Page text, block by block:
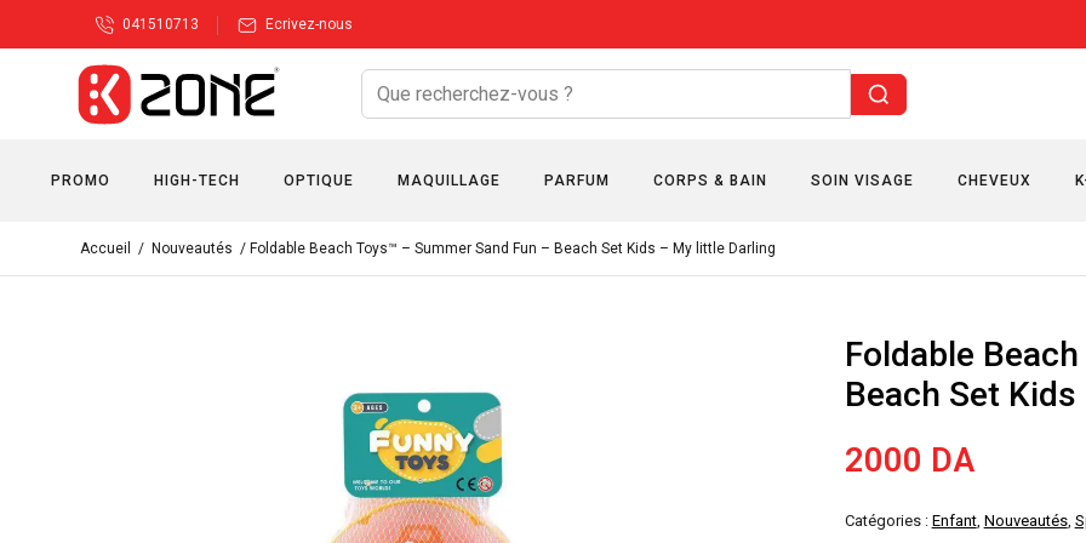
041510713 Ecrivez-nous
PROMO HIGH-TECH OPTIQUE MAQUILLAGE PARFUM CORPS & BAIN SOIN VISAGE CHEVEUX
Accueil / Nouveautés / Foldable Beach Toys™ – Summer Sand Fun – Beach Set Kids – My little Darling
Foldable
Beach Set
2000 DA
Catégories : Enfant, Nouveautés,